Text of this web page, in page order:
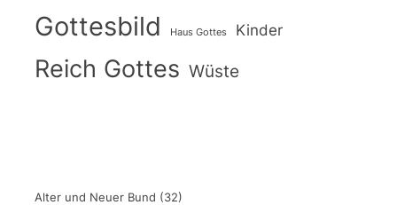
Gottesbild Haus Gottes Kinder
Reich Gottes Wüste
Alter und Neuer Bund (32)